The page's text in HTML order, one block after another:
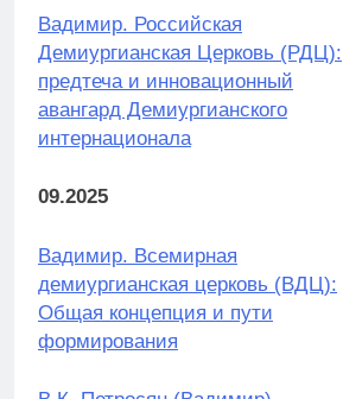
Вадимир. Российская
Демиургианская Церковь (РДЦ):
предтеча и инновационный
авангард Демиургианского
интернационала
09.2025
Вадимир. Всемирная
демиургианская церковь (ВДЦ):
Общая концепция и пути
формирования